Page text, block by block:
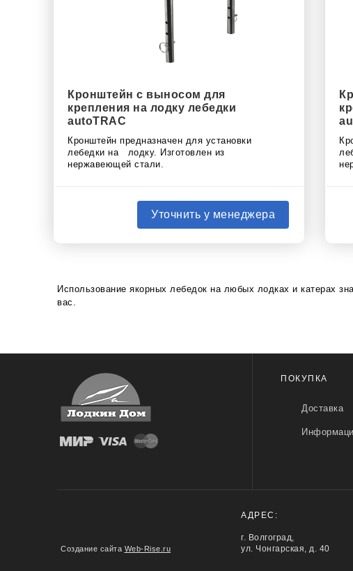
Кронштейн c выносом для
крепления на лодку лебедки
autoTRAC
Кронштейн предназначен для установки
лебедки на лодку. Изготовлен из
нержавеющей стали.
Уточнить у менеджера
Использование якорных лебедок на любых лодках и катерах
вас.
ПОКУПКА
Доставка
Создание сайта Web-Rise.ru
АДРЕС:
г. Волгоград,
ул. Чонгарская, д. 40